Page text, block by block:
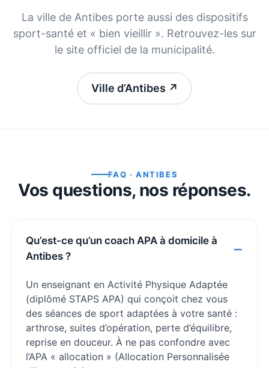
La ville de Antibesporte aussi des dispositifs
sport-santé et « bien vieillir ». Retrouvez-les sur
le site officiel de la municipalité.
Ville d’Antibes ↗
FAQ ·ANTIBES
Vos questions, nos réponses.
Qu’est-ce qu’un coach APA à domicile à
Antibes ?
Un enseignant en Activité Physique Adaptée
(diplômé STAPS APA) qui conçoit chez vous
des séances de sport adaptées à votre santé :
arthrose, suites d’opération, perte d’équilibre,
reprise en douceur. À ne pas confondre avec
l’APA « allocation » (Allocation Personnalisée